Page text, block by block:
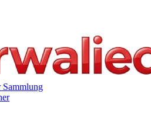
Sammlung